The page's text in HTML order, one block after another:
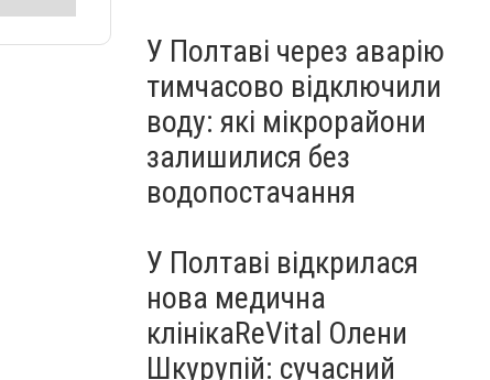
У Полтаві через аварію
тимчасово відключили
воду: які мікрорайони
залишилися без
водопостачання
У Полтаві відкрилася
нова медична
клінікаReVital Олени
Шкурупій: сучасний